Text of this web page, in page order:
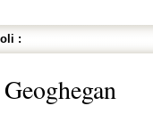
: